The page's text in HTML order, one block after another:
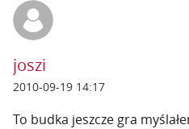
joszi
2010-09-19 14:17
To budka jeszcze gra